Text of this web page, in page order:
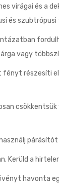
virágai és
és
vagy
részesíti
Kerüld a
havonta